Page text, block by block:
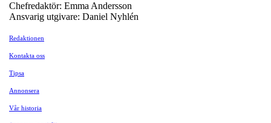
Chefredaktör: Emma Andersson
Ansvarig utgivare: Daniel Nyhlén
Redaktionen
Kontakta oss
Tipsa
Annonsera
Vår historia